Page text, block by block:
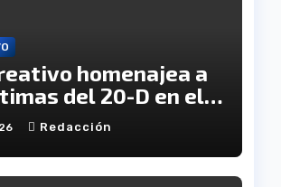
homenajea a
del 20-D en el
de la
Redacción